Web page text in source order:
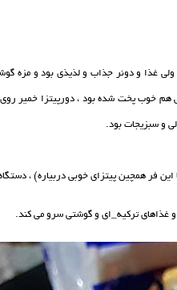
غذا و دونر جذاب و لذیذی بود و مزه
هم خوب پخت شده بود ، دورپیتزا خمیر
و سبزیجات بود.
فر همچین پیتزای خوبی دربیاره) ،
غذاهای ترکیه_ای و گوشتی سرو می کند.